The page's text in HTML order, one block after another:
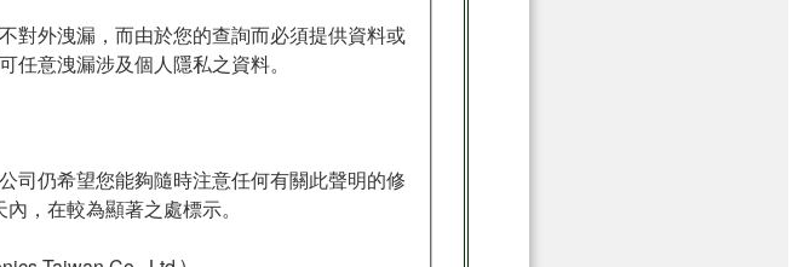
對外洩漏，而由於您的查詢而必須提供資料或
任意洩漏涉及個人隱私之資料。
司仍希望您能夠隨時注意任何有關此聲明的修
，在較為顯著之處標示。